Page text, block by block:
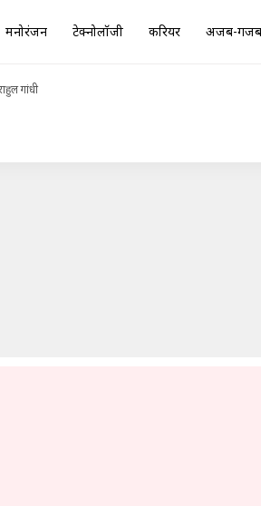
मनोरंजन टेक्नोलॉजी करियर अजब-गजब
गांधी
रेप, गिरफ्तार